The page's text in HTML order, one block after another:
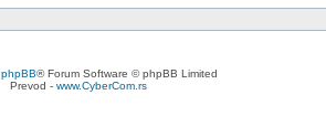
phpBB® Forum Software © phpBB Limited
Prevod - www.CyberCom.rs